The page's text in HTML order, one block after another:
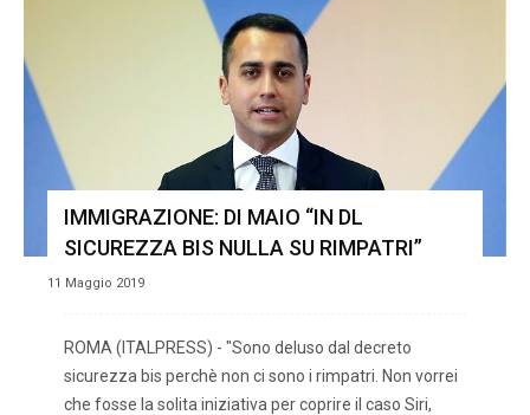
IMMIGRAZIONE: DI MAIO “IN DL
SICUREZZA BIS NULLA SU RIMPATRI”
11 Maggio 2019
ROMA (ITALPRESS) - "Sono deluso dal decreto
sicurezza bis perchè non ci sono i rimpatri. Non vorrei
che fosse la solita iniziativa per coprire il caso Siri,